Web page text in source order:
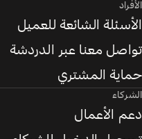
الأفراد
الأسئلة الشائعة للعميل
تواصل معنا عبر الدردشة
حماية المشتري
الشركاء
دعم الأعمال